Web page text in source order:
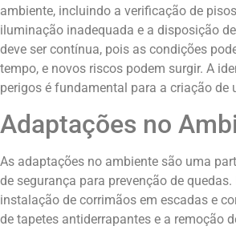
ambiente, incluindo a verificação de
iluminação inadequada e a disposição
deve ser contínua, pois as condições
tempo, e novos riscos podem surgir. A
perigos é fundamental para a criação de
Adaptações no
As adaptações no ambiente são uma
de segurança para prevenção de
instalação de corrimãos em escadas e
de tapetes antiderrapantes e a remoção